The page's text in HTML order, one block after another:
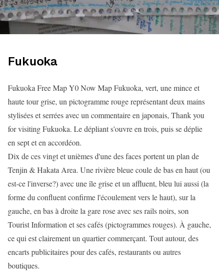
Fukuoka
Fukuoka Free Map Y0 Now Map Fukuoka, vert, une mince et
haute tour grise, un pictogramme rouge représentant deux mains
stylisées et serrées avec un commentaire en japonais, Thank you
for visiting Fukuoka. Le dépliant s'ouvre en trois, puis se déplie
en sept et en accordéon.
Dix de ces vingt et unièmes d'une des faces portent un plan de
Tenjin & Hakata Area. Une rivière bleue coule de bas en haut (ou
est-ce l'inverse?) avec une île grise et un affluent, bleu lui aussi (la
forme du confluent confirme l'écoulement vers le haut), sur la
gauche, en bas à droite la gare rose avec ses rails noirs, son
Tourist Information et ses cafés (pictogrammes rouges). À gauche,
ce qui est clairement un quartier commerçant. Tout autour, des
encarts publicitaires pour des cafés, restaurants ou autres
boutiques.